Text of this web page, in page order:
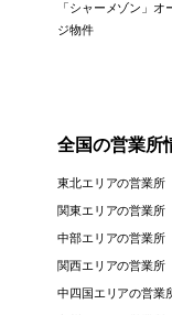
「シャーメゾン」オ
ジ物件
全国の営業所
東北エリアの営業所
関東エリアの営業所
中部エリアの営業所
関西エリアの営業所
中四国エリアの営業